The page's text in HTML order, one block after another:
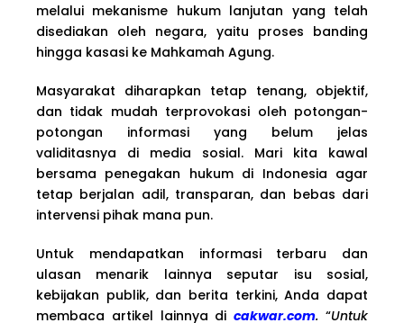
melalui mekanisme hukum lanjutan yang telah
disediakan oleh negara, yaitu proses banding
hingga kasasi ke Mahkamah Agung.
Masyarakat diharapkan tetap tenang, objektif,
dan tidak mudah terprovokasi oleh potongan-
potongan informasi yang belum jelas
validitasnya di media sosial. Mari kita kawal
bersama penegakan hukum di Indonesia agar
tetap berjalan adil, transparan, dan bebas dari
intervensi pihak mana pun.
Untuk mendapatkan informasi terbaru dan
ulasan menarik lainnya seputar isu sosial,
kebijakan publik, dan berita terkini, Anda dapat
membaca artikel lainnya dicakwar.com.“Untuk